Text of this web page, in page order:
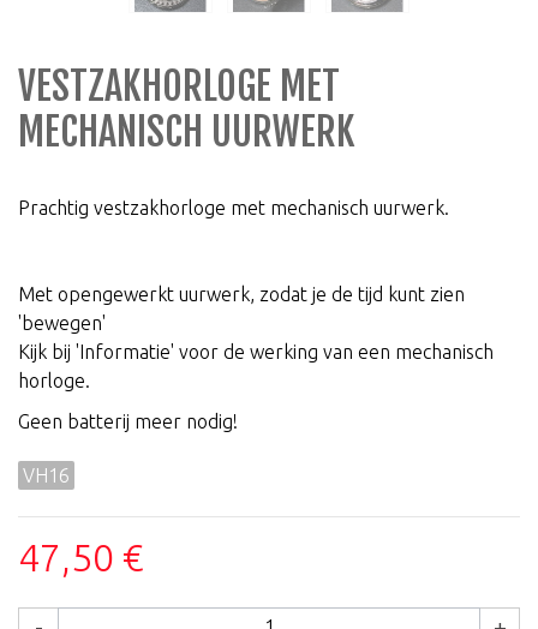
VESTZAKHORLOGE MET
MECHANISCH UURWERK
Prachtig vestzakhorloge met mechanisch uurwerk.
Met opengewerkt uurwerk, zodat je de tijd kunt zien
'bewegen'
Kijk bij 'Informatie' voor de werking van een mechanisch
horloge.
Geen batterij meer nodig!
VH16
47,50 €